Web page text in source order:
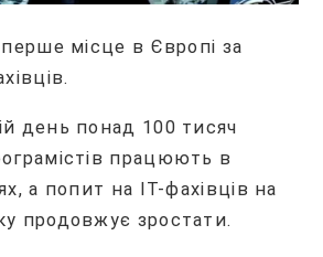
перше місце в Європі за
день понад 100 тисяч
працюють в
а попит на IT-фахівців на
продовжує зростати.